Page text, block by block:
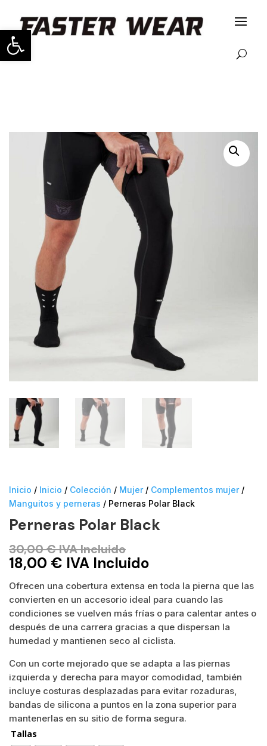
Abrir barra de herramientas
Inicio / Inicio / Colección / Mujer/ Complementos mujer/
Manguitos y perneras / Perneras Polar Black
Perneras Polar Black
30,00€IVA Incluido
18,00 € IVA Incluido
Ofrecen una cobertura extensa en toda la pierna que las
convierten en un accesorio ideal para cuando las
condiciones se vuelven más frías o para calentar antes o
después de una carrera gracias a que dispersan la
humedad y mantienen seco al ciclista.
Con un corte mejorado que se adapta a las piernas
izquierda y derecha para mayor comodidad, también
incluye costuras desplazadas para evitar rozaduras,
bandas de silicona a puntos en la zona superior para
mantenerlas en su sitio de forma segura.
Tallas